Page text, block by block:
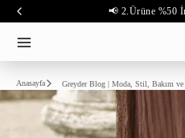
📢 2.Ürüne %50
Anasayfa Greyder Blog | Moda, Stil, Bakım ve